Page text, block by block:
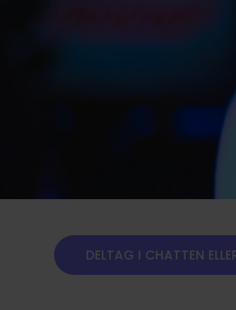
DELTAG I CHATTEN